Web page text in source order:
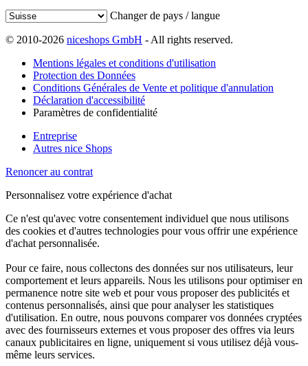
Changer de pays / langue
© 2010-2026 niceshops GmbH - All rights reserved.
Mentions légales et conditions d'utilisation
Protection des Données
Conditions Générales de Vente et politique d'annulation
Déclaration d'accessibilité
Paramètres de confidentialité
Entreprise
Autres nice Shops
Renoncer au contrat
Personnalisez votre expérience d'achat
Ce n'est qu'avec votre consentement individuel que nous utilisons
des cookies et d'autres technologies pour vous offrir une expérience
d'achat personnalisée.
Pour ce faire, nous collectons des données sur nos utilisateurs, leur
comportement et leurs appareils. Nous les utilisons pour optimiser en
permanence notre site web et pour vous proposer des publicités et
contenus personnalisés, ainsi que pour analyser les statistiques
d'utilisation. En outre, nous pouvons comparer vos données cryptées
avec des fournisseurs externes et vous proposer des offres via leurs
canaux publicitaires en ligne, uniquement si vous utilisez déjà vous-
même leurs services.